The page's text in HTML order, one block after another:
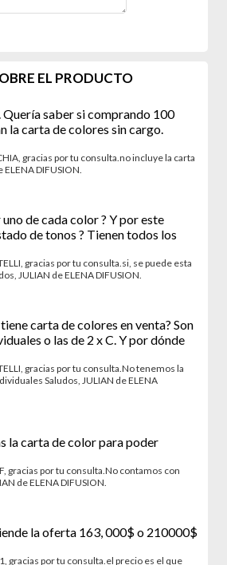
EL PRODUCTO
Quería saber si comprando 100
la carta de colores sin cargo.
gracias por tu consulta.no incluye la carta
ELENA DIFUSION.
de cada color ? Y por este
de tonos ? Tienen todos los
gracias por tu consulta.si, se puede esta
JULIAN de ELENA DIFUSION.
carta de colores en venta? Son
o las de 2 x C. Y por dónde
gracias por tu consulta.No tenemos la
Saludos, JULIAN de ELENA
la carta de color para poder
gracias por tu consulta.No contamos con
de ELENA DIFUSION.
la oferta 163, 000$ o 210000$
gracias por tu consulta.el precio es el que